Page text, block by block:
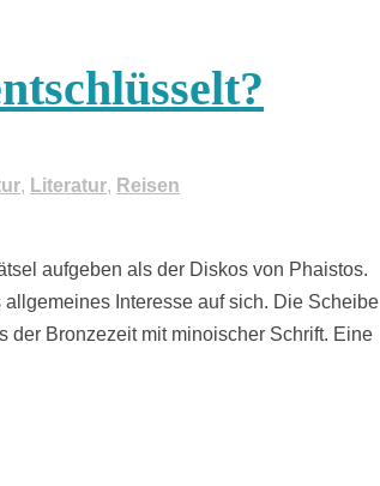
, Literatur, Reisen
aufgeben als der Diskos von Phaistos.
Interesse auf sich. Die Scheibe
der Bronzezeit mit minoischer Schrift. Eine